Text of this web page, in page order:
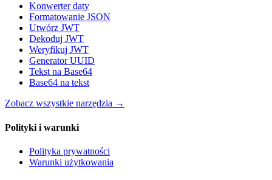
Konwerter daty
Formatowanie JSON
Utwórz JWT
Dekoduj JWT
Weryfikuj JWT
Generator UUID
Tekst na Base64
Base64 na tekst
Zobacz wszystkie narzędzia →
Polityki i warunki
Polityka prywatności
Warunki użytkowania